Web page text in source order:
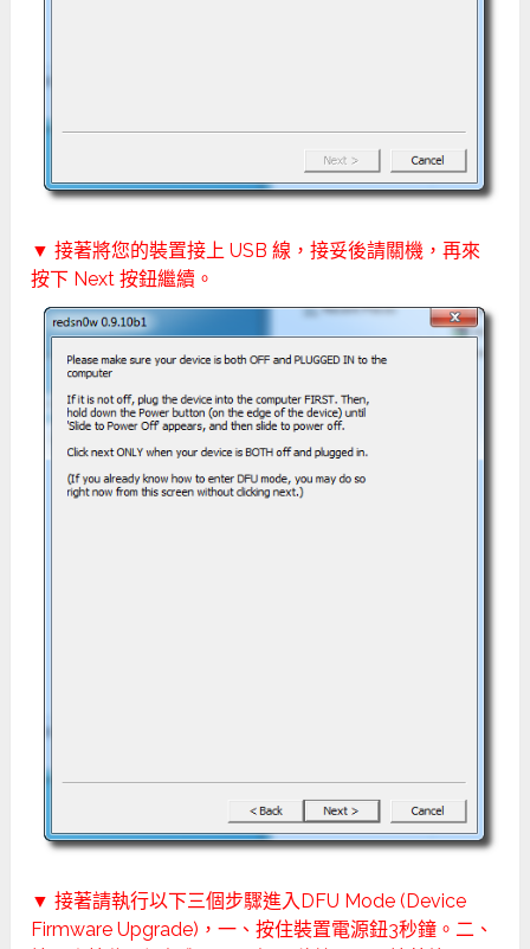
▼ 接著將您的裝置接上 USB 線，接妥後請關機，再來
按下 Next 按鈕繼續。
▼ 接著請執行以下三個步驟進入DFU Mode (Device
Firmware Upgrade)，一、按住裝置電源鈕3秒鐘。二、